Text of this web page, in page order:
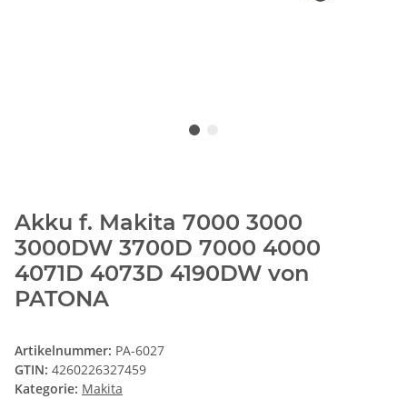
Akku f. Makita 7000 3000
3000DW 3700D 7000 4000
4071D 4073D 4190DW von
PATONA
Artikelnummer: PA-6027
GTIN: 4260226327459
Kategorie: Makita